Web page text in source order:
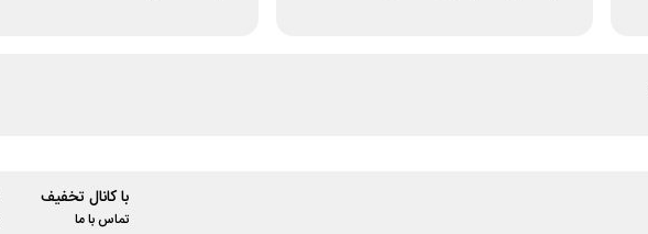
با کانال تخفیف
تماس با ما